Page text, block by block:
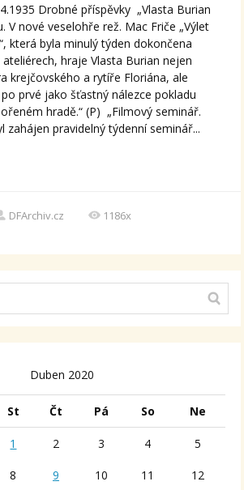
Drobné příspěvky „Vlasta Burian
V nové veselohře rež. Mac Friče „Výlet
která byla minulý týden dokončena
hraje Vlasta Burian nejen
krejčovského a rytíře Floriána, ale
prvé jako šťastný nálezce pokladu
hradě.“ (P) „Filmový seminář.
zahájen pravidelný týdenní seminář...
DFArchiv.cz
1186x
Duben 2020
St Čt Pá So Ne
1 2 3 4 5
8 9 10 11 12